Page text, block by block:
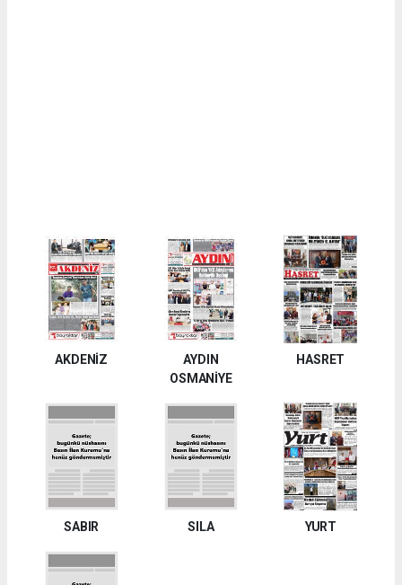
AKDENİZ
AYDIN
OSMANİYE
HASRET
SABIR SILA YURT